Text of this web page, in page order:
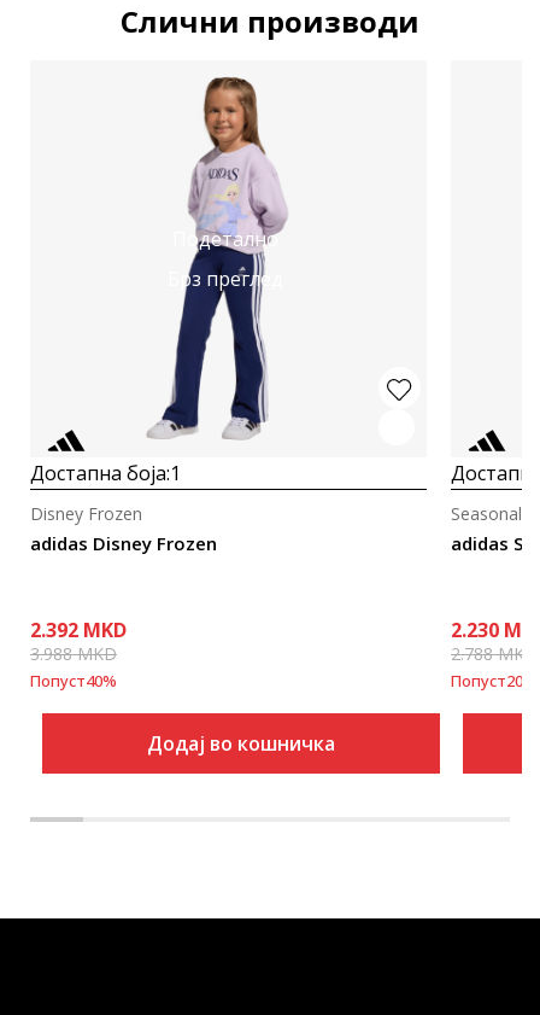
Слични производи
Подетално
Брз преглед
Достапна боја:1
adidas Disney Frozen
Disney Frozen
2.392 MKD
3.988MKD
Попуст40%
Додај во кошничка
adidas
Seasonals
2.230
2.788MKD
Попуст20